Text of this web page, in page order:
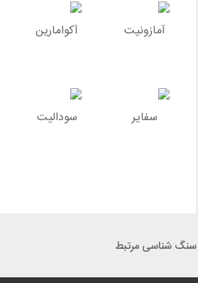
آمازونیت آکوامارین
سفایر سودالیت
سنگ شناسی مرتبط